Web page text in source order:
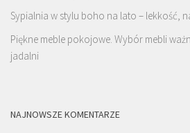
Sypialnia w stylu boho na lato – lekkość,
Piękne meble pokojowe. Wybór mebli
jadalni
NAJNOWSZE KOMENTARZE